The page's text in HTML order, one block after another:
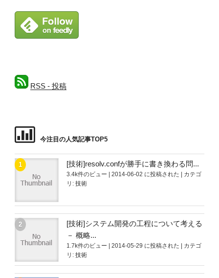
b
o
o
a
m
RSS - 投稿
今注目の人気記事TOP5
[技術]resolv.confが勝手に書き換わる問...
3.4k件のビュー | 2014-06-02 に投稿された | カテゴ
リ: 技術
[技術]システム開発の工程について考える
－ 概略...
1.7k件のビュー | 2014-05-29 に投稿された | カテゴ
リ: 技術